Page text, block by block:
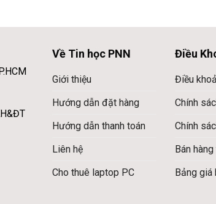
Về Tin học PNN
Giới thiệu
Hướng dẫn đặt hàng
Hướng dẫn thanh toán
Liên hệ
Cho thuê laptop PC
Điều
Điều
Chính
Chính
Bán
Bảng giá